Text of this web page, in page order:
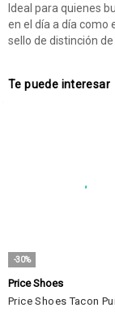
Ideal para quienes
en el día a día como
sello de distinción
Te puede interesar
-30%
Price Shoes